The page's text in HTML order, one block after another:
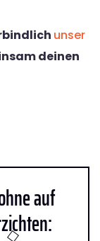
unser
deinen
auf